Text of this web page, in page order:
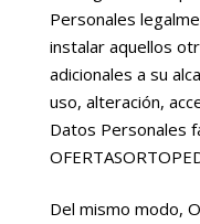
Personales
instalar aquellos
adicionales a su
uso, alteración,
Datos Personales
Del mismo modo,